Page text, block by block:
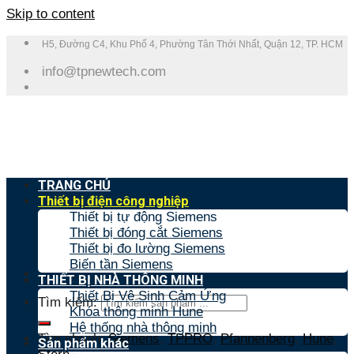
Skip to content
H5, Đường C4, Khu Phố 4, Phường Tân Thới Nhất, Quận 12, TP. HCM
info@tpnewtech.com
Tìm kiếm:
Tìm nhanh:Siemens,TPPRO,Pfannenberg,Hune,
TRANG CHỦ
Thiết bị điện công nghiệp
Thiết bị tự động Siemens
Thiết bị đóng cắt Siemens
Thiết bị đo lường Siemens
Biến tần Siemens
THIẾT BỊ NHÀ THÔNG MINH
Thiết Bị Vệ Sinh Cảm Ứng
Khóa thông minh Hune
Hệ thống nhà thông minh
Sản phẩm khác